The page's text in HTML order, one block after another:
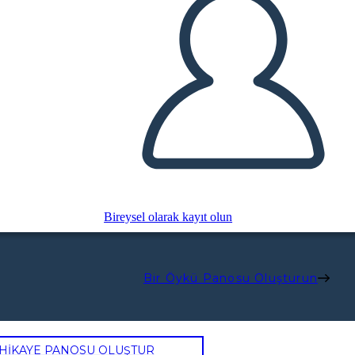
Bireysel olarak kayıt olun
Bir Öykü Panosu Oluşturun
PANOSU OLUŞTUR